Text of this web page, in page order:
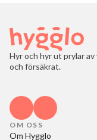
Hyr och hyr ut prylar
och försäkrat.
OM OSS
Om Hygglo